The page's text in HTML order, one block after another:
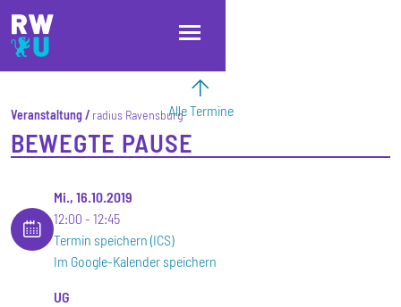
Direkt zum Inhalt
Direkt zur Hauptnavigation
Direkt zum Fußbereich
Alle Termine
Veranstaltung radius Ravensburg
BEWEGTE PAUSE
Mi., 16.10.2019
12:00
12:45
Termin speichern (ICS)
Im Google-Kalender speichern
UG